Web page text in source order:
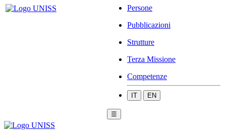
Persone
Pubblicazioni
Strutture
Terza Missione
Competenze
IT EN
☰